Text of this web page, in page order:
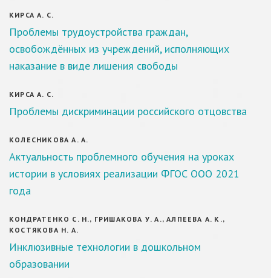
КИРСА А. С.
Проблемы трудоустройства граждан,
освобождённых из учреждений, исполняющих
наказание в виде лишения свободы
КИРСА А. С.
Проблемы дискриминации российского отцовства
КОЛЕСНИКОВА А. А.
Актуальность проблемного обучения на уроках
истории в условиях реализации ФГОС ООО 2021
года
КОНДРАТЕНКО С. Н., ГРИШАКОВА У. А., АЛПЕЕВА А. К.,
КОСТЯКОВА Н. А.
Инклюзивные технологии в дошкольном
образовании